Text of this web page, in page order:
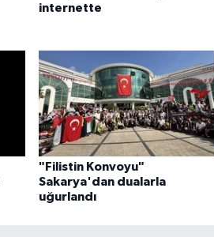
internette
"Filistin Konvoyu"
Sakarya'dan dualarla
uğurlandı